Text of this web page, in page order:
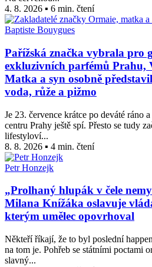
4. 8. 2026 ▪ 6 min. čtení
Pařížská značka vybrala pro
exkluzivních parfémů Prahu,
Matka a syn osobně
voda, růže a pižmo
Je 23. července krátce po deváté ráno
centru Prahy ještě spí. Přesto se tudy
lifestyloví...
8. 8. 2026 ▪ 4 min. čtení
Petr Honzejk
„Prolhaný hlupák v čele
Milana Knížáka oslavuje
kterým umělec opovrhoval
Někteří říkají, že to byl poslední
na tom je. Pohřeb se státními poctami
slavný...